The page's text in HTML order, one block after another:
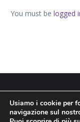
You must be logged
Usiamo i cookie per
navigazione sul